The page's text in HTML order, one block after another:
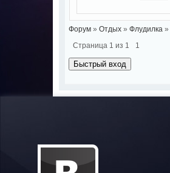
Форум » Отдых » Флудилка »
Страница 1 из 1 1